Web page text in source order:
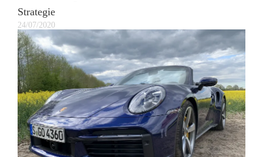
Strategie
24/07/2020